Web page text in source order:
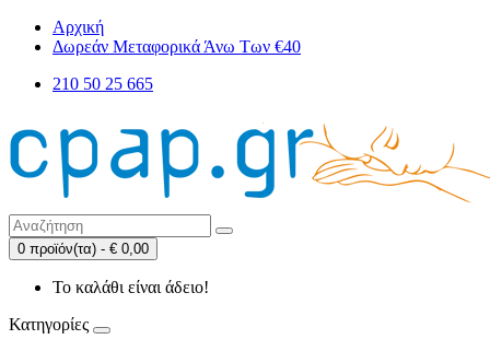
Αρχική
Δωρεάν Μεταφορικά Άνω Των €40
210 50 25 665
0 προϊόν(τα) - € 0,00
Το καλάθι είναι άδειο!
Κατηγορίες